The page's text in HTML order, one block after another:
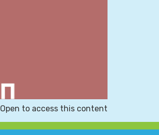
Open to access this content